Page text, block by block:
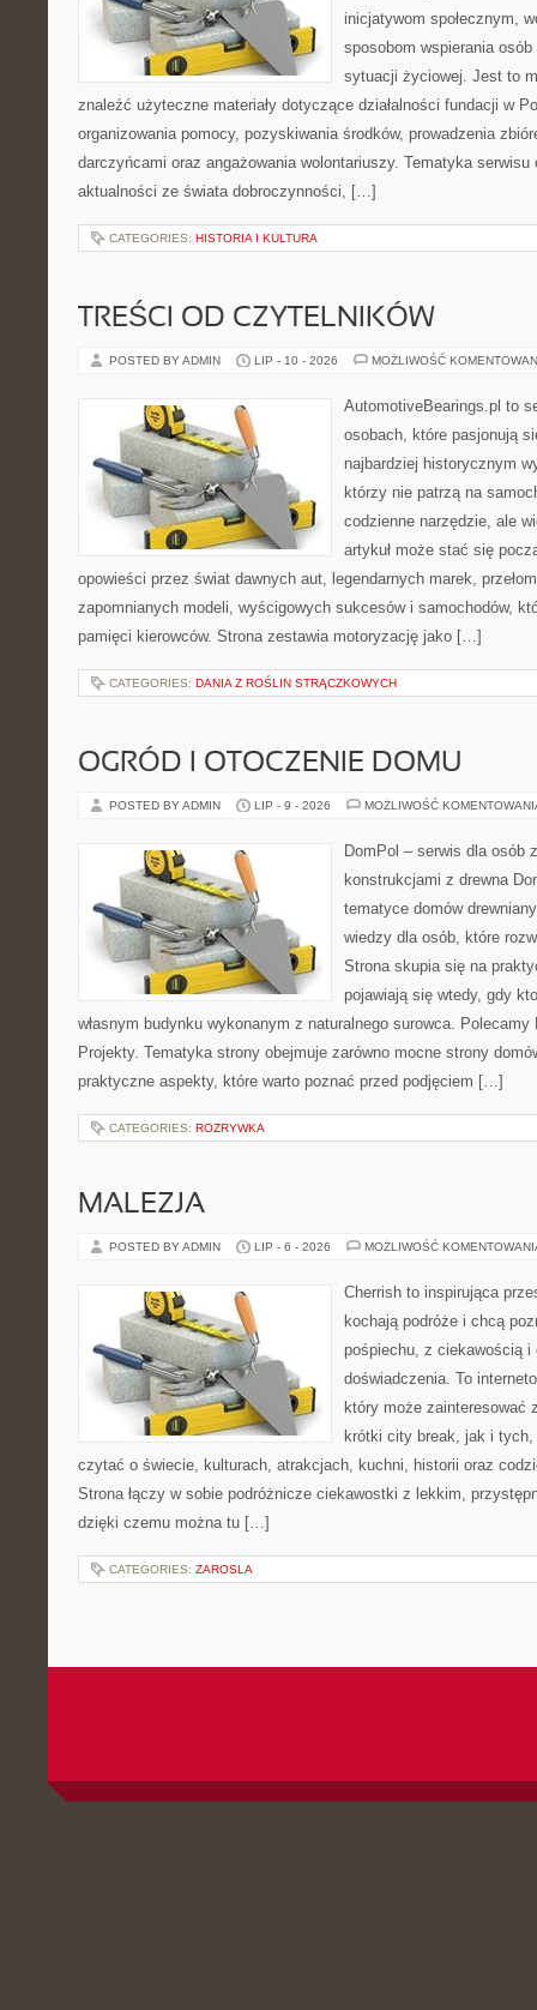
inicjatywom społecznym,
sposobom wspierania
sytuacji życiowej. Jest to
znaleźć użyteczne materiały dotyczące działalności fundacji w
organizowania pomocy, pozyskiwania środków, prowadzenia
darczyńcami oraz angażowania wolontariuszy. Tematyka
aktualności ze świata dobroczynności, […]
CATEGORIES: HISTORIA I KULTURA
TREŚCI OD CZYTELNIKÓW
POSTED BY ADMIN LIP - 10 - 2026 MOŻLIWOŚĆ
AutomotiveBearings.pl to
osobach, które pasjonują
najbardziej historycznym
którzy nie patrzą na
codzienne narzędzie, ale
artykuł może stać się
opowieści przez świat dawnych aut, legendarnych marek,
zapomnianych modeli, wyścigowych sukcesów i samochodów,
pamięci kierowców. Strona zestawia motoryzację jako […]
CATEGORIES: DANIA Z ROŚLIN STRĄCZKOWYCH
OGRÓD I OTOCZENIE DOMU
POSTED BY ADMIN LIP - 9 - 2026 MOŻLIWOŚĆ
DomPol – serwis dla osób
konstrukcjami z drewna
tematyce domów
wiedzy dla osób, które
Strona skupia się na
pojawiają się wtedy, gdy
własnym budynku wykonanym z naturalnego surowca.
Projekty. Tematyka strony obejmuje zarówno mocne strony
praktyczne aspekty, które warto poznać przed podjęciem […]
CATEGORIES: ROZRYWKA
MALEZJA
POSTED BY ADMIN LIP - 6 - 2026 MOŻLIWOŚĆ
Cherrish to inspirująca
kochają podróże i chcą
pośpiechu, z ciekawością i
doświadczenia. To
który może zainteresować
krótki city break, jak i
czytać o świecie, kulturach, atrakcjach, kuchni, historii oraz
Strona łączy w sobie podróżnicze ciekawostki z lekkim,
dzięki czemu można tu […]
CATEGORIES: ZAROSLA